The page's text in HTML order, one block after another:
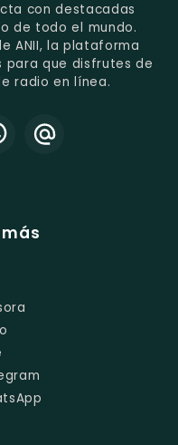
con destacadas
de todo el mundo.
ANII, la plataforma
para que disfrutes de
radio en línea.